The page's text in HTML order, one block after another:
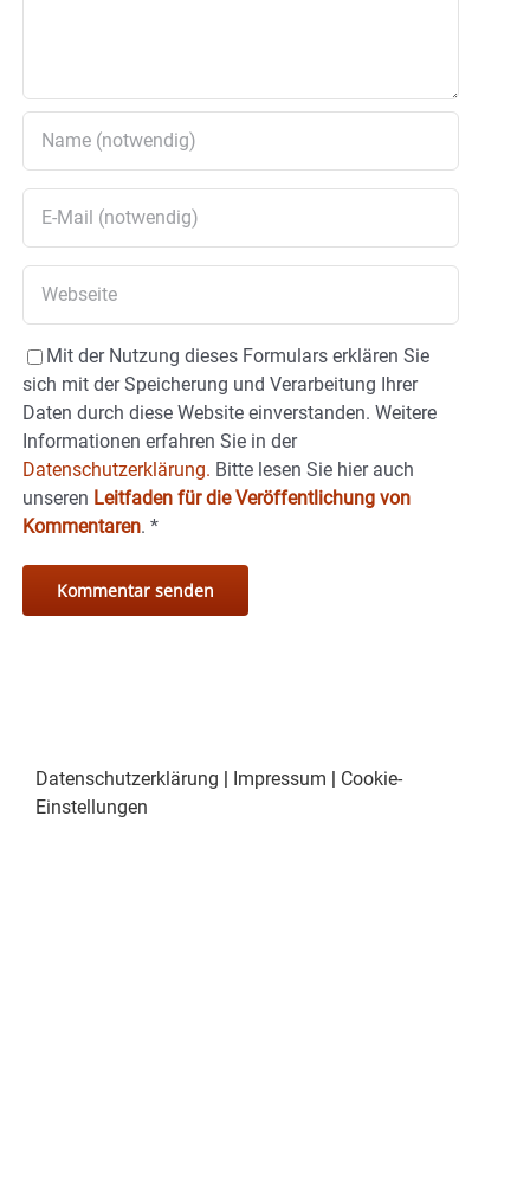
Mit der Nutzung dieses Formulars erklären Sie
sich mit der Speicherung und Verarbeitung Ihrer
Daten durch diese Website einverstanden. Weitere
Informationen erfahren Sie in der
Datenschutzerklärung. Bitte lesen Sie hier auch
unseren Leitfaden für die Veröffentlichung von
Kommentaren. *
Datenschutzerklärung | Impressum | Cookie-
Einstellungen